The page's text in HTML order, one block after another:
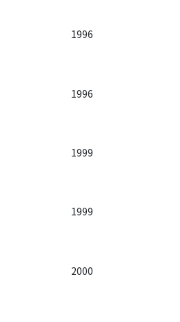
1996
1996
1999
1999
2000